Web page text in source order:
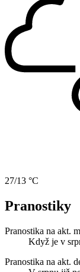
27/13 °C
Pranostiky
Pranostika na akt.
Když je v
Pranostika na akt.